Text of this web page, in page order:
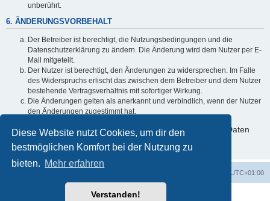
Diese Website nutzt Cookies, um dir den
bestmöglichen Komfort bei der Nutzung zu
bieten. Mehr erfahren
Verstanden!
unberührt.
6. ÄNDERUNGSVORBEHALT
Der Betreiber ist berechtigt, die Nutzungsbedingungen und die
Datenschutzerklärung zu ändern. Die Änderung wird dem Nutzer per E-
Mail mitgeteilt.
Der Nutzer ist berechtigt, den Änderungen zu widersprechen. Im Falle
des Widerspruchs erlischt das zwischen dem Betreiber und dem Nutzer
bestehende Vertragsverhältnis mit sofortiger Wirkung.
Die Änderungen gelten als anerkannt und verbindlich, wenn der Nutzer
den Änderungen zugestimmt hat.
Informationen über den Umgang mit deinen persönlichen Daten
sind in der Datenschutzerklärung enthalten.
UTC+01:00
Powered byphpBB® Forum Software © phpBB Limited